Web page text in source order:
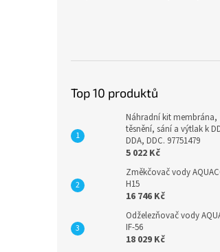
Top 10 produktů
Náhradní kit membrána,
těsnění, sání a výtlak k
DDA, DDC. 97751479
5 022 Kč
Změkčovač vody
H15
16 746 Kč
Odželezňovač vody
IF-56
18 029 Kč